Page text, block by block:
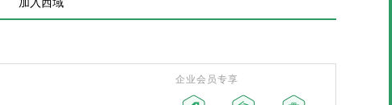
企业会员专享